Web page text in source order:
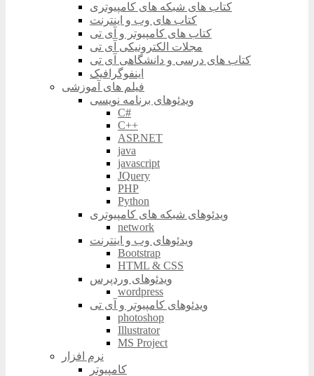
کتاب های شبکه های کامپیوتری
کتاب های وب و اینترنت
کتاب های کامپیوتر و آی تی
مجلات الکترونیکی آی تی
کتاب های درسی و دانشگاهی آی تی
اینفوگرافیک
فیلم های آموزشی
ویدئوهای برنامه نویسی
C#
C++
ASP.NET
java
javascript
JQuery
PHP
Python
ویدئوهای شبکه های کامپیوتری
network
ویدئوهای وب و اینترنت
Bootstrap
HTML & CSS
ویدئوهای وردپرس
wordpress
ویدئوهای کامپیوتر و آی تی
photoshop
Illustrator
MS Project
نرم افزار
کامپیوتر